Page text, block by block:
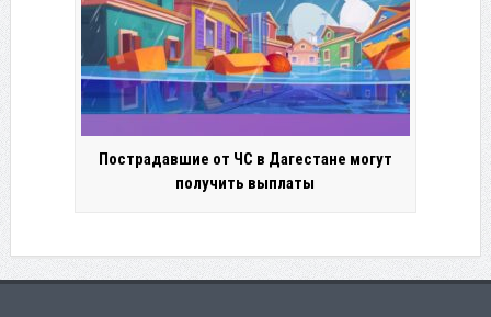
Пострадавшие от ЧС в Дагестане могут
получить выплаты